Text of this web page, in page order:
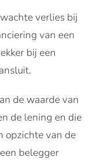
verlies bij
van een
bij een
de waarde van
de lening en die
opzichte van de
belegger